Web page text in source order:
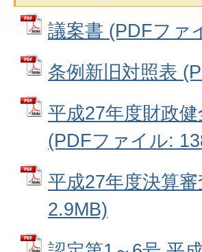
議案書 (PDFファ
条例新旧対照表
平成27年度財政
(PDFファイル:
平成27年度決算
2.9MB)